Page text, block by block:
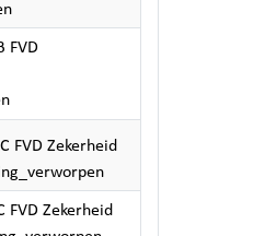
FVD
FVD Zekerheid
FVD Zekerheid